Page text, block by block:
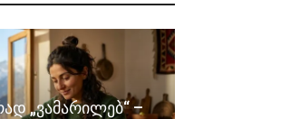
„ვამარილებ“ –